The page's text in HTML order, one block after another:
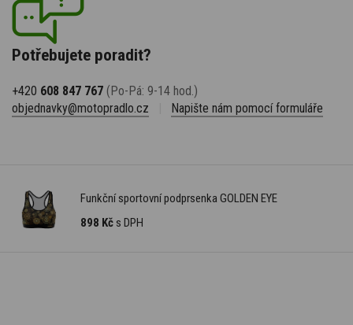
Potřebujete poradit?
+420 608 847 767 (Po-Pá: 9-14 hod.)
objednavky@motopradlo.cz
Napište nám pomocí formuláře
Funkční sportovní podprsenka GOLDEN EYE
898 Kčs DPH